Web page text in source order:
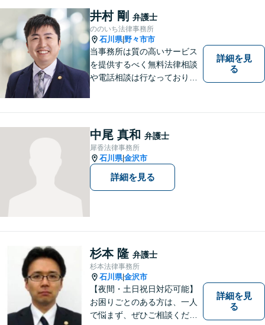
井村 剛 弁護士
ののいち法律事務所
石川県| 野々市市
当事務所は質の高いサービス
を提供するべく無料法律相談
や電話相談は行なっておりま
をします。相続・遺言／債権
回収「スピード対応」／企業
法務「顧問契約も可能」【夜
間・休日面談可】【完全個
室】
詳細を見
る
中尾 真和 弁護士
犀香法律事務所
石川県|金沢市
詳細を見る
杉本 隆 弁護士
杉本法律事務所
石川県|金沢市
【夜間・土日祝日対応可能】
お困りごとのある方は、一人
で悩まず、ぜひご相談くださ
詳細を見
る